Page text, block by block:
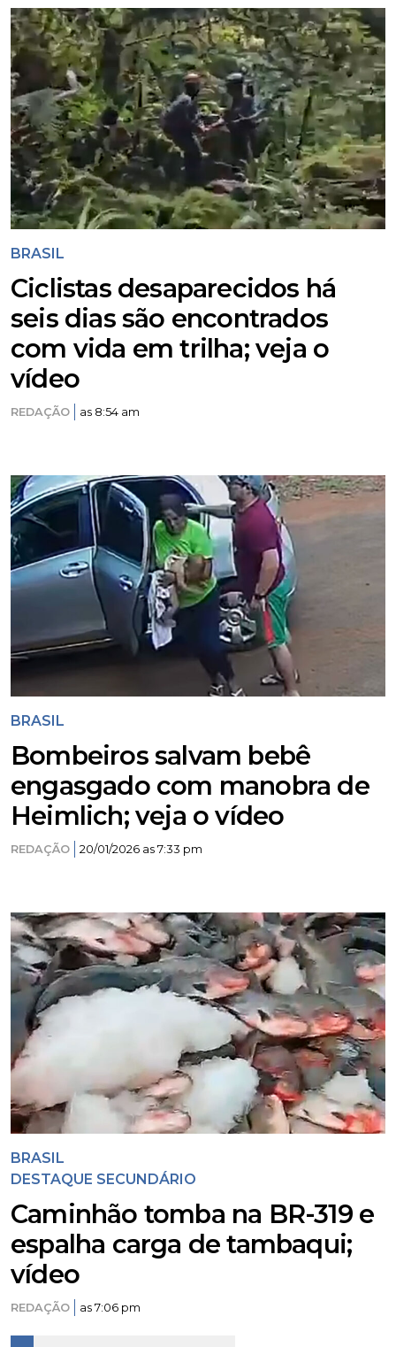
BRASIL
Ciclistas desaparecidos há
seis dias são encontrados
com vida em trilha; veja o
vídeo
REDAÇÃO as 8:54 am
BRASIL
Bombeiros salvam bebê
engasgado com manobra de
Heimlich; veja o vídeo
REDAÇÃO 20/01/2026 as 7:33 pm
BRASIL
DESTAQUE SECUNDÁRIO
Caminhão tomba na BR-319 e
espalha carga de tambaqui;
vídeo
REDAÇÃO as 7:06 pm